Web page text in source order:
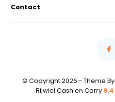
Contact
© Copyright 2026 - Theme By
Rijwiel Cash en Carry 9,4